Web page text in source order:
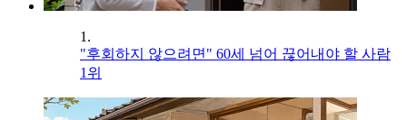
1.
"후회하지 않으려면" 60세 넘어 끊어내야 할 사람
1위